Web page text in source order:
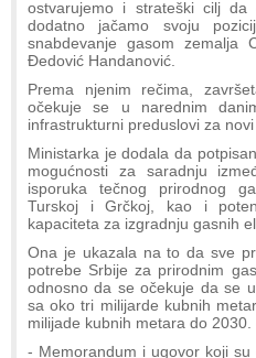
ostvarujemo i strateški cilj da
dodatno jačamo svoju
snabdevanje gasom zemalja
Đedović Handanović.
Prema njenim rečima,
očekuje se u narednim
infrastrukturni preduslovi za
Ministarka je dodala da
mogućnosti za saradnju
isporuka tečnog prirodnog
Turskoj i Grčkoj, kao i
kapaciteta za izgradnju gasnih
Ona je ukazala na to da sve
potrebe Srbije za prirodnim
odnosno da se očekuje da se
sa oko tri milijarde kubnih
milijade kubnih metara do 2030.
- Memorandum i ugovor koji